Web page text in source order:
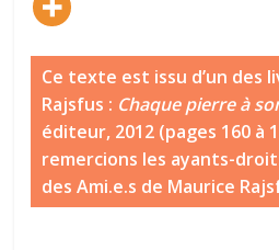
Ce texte est issu d’un des
Rajsfus : Chaque pierre à
éditeur, 2012 (pages 160 à
remercions les ayants-
des Ami.e.s de Maurice